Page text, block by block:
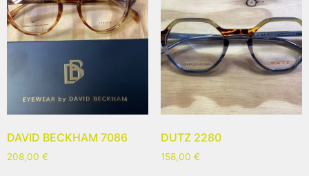
DAVID BECKHAM 7086
208,00 €
DUTZ 2280
158,00 €